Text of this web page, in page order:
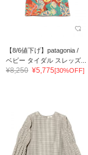
【8/6値下げ】patagonia /
ベビー タイダル スレッズ...
¥8,250 ¥5,775[30%OFF]